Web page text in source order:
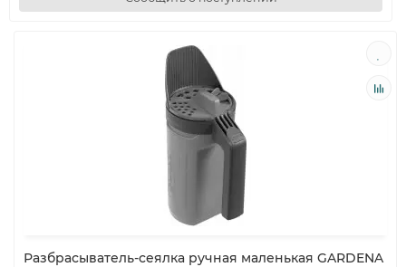
Разбрасыватель-сеялка ручная маленькая GARDENA